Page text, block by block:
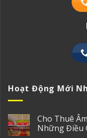
Hoạt Động Mới
Cho Thuê
Những Điều